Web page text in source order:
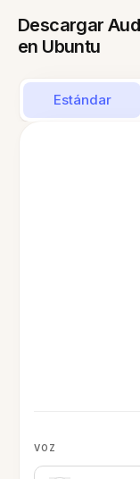
Descargar
en Ubuntu
Estándar
VOZ